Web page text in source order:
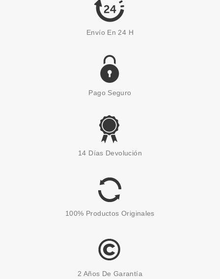
Envío En 24 H
Pago Seguro
14 Días Devolución
100% Productos Originales
2 Años De Garantía